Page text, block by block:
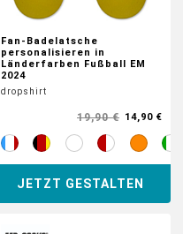
Fan-Badelatsche
personalisieren in
Länderfarben Fußball EM
2024
dropshirt
19,90 € 14,90 €
JETZT GESTALTEN